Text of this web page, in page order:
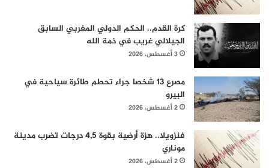
كرة القدم.. الحكم الدولي المغربي السابق
الجيلالي غريب في ذمة الله
3 أغسطس، 2026
مصرع 13 شخصا جراء تحطم طائرة سياحية في
البيرو
2 أغسطس، 2026
فنزويلا.. هزة أرضية بقوة 4,5 درجات تضرب مدينة
موناري
2 أغسطس، 2026